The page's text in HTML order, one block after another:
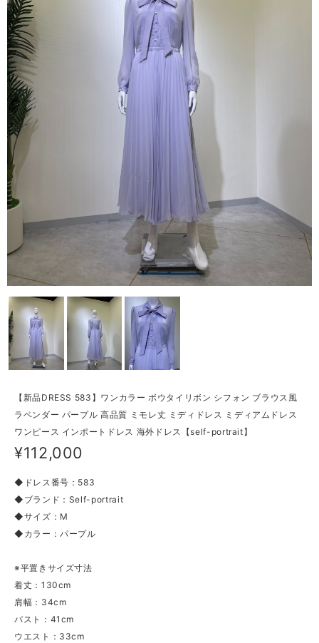
【新品DRESS 583】ワンカラー ボウタイリボン シフォン ブラウス風
ラベンダー パープル 高品質 ミモレ丈 ミディドレス ミディアムドレス
ワンピース インポートドレス 海外ドレス【self-portrait】
¥112,000
◆ドレス番号：583
◆ブランド：Self-portrait
◆サイズ：M
◆カラー：パープル
※平置きサイズ寸法
着丈：130cm
肩幅：34cm
バスト：41cm
ウエスト：33cm